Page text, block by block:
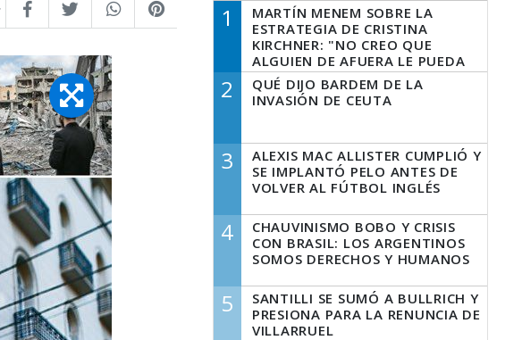
1
MARTÍN MENEM SOBRE LA
ESTRATEGIA DE CRISTINA
KIRCHNER: "NO CREO QUE
ALGUIEN DE AFUERA LE PUEDA
DECIR A LA JUSTICIA LO QUE
TIENE QUE HACER"
2
QUÉ DIJO BARDEM DE LA
INVASIÓN DE CEUTA
3
ALEXIS MAC ALLISTER CUMPLIÓ Y
SE IMPLANTÓ PELO ANTES DE
VOLVER AL FÚTBOL INGLÉS
4
CHAUVINISMO BOBO Y CRISIS
CON BRASIL: LOS ARGENTINOS
SOMOS DERECHOS Y HUMANOS
5
SANTILLI SE SUMÓ A BULLRICH Y
PRESIONA PARA LA RENUNCIA DE
VILLARRUEL